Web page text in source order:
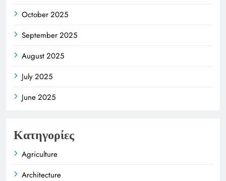
October 2025
September 2025
August 2025
July 2025
June 2025
Κατηγορίες
Agriculture
Architecture